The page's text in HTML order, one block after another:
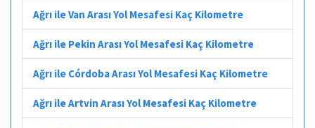
Ağrı ile Van Arası Yol Mesafesi Kaç Kilometre
Ağrı ile Pekin Arası Yol Mesafesi Kaç Kilometre
Ağrı ile Córdoba Arası Yol Mesafesi Kaç Kilometre
Ağrı ile Artvin Arası Yol Mesafesi Kaç Kilometre